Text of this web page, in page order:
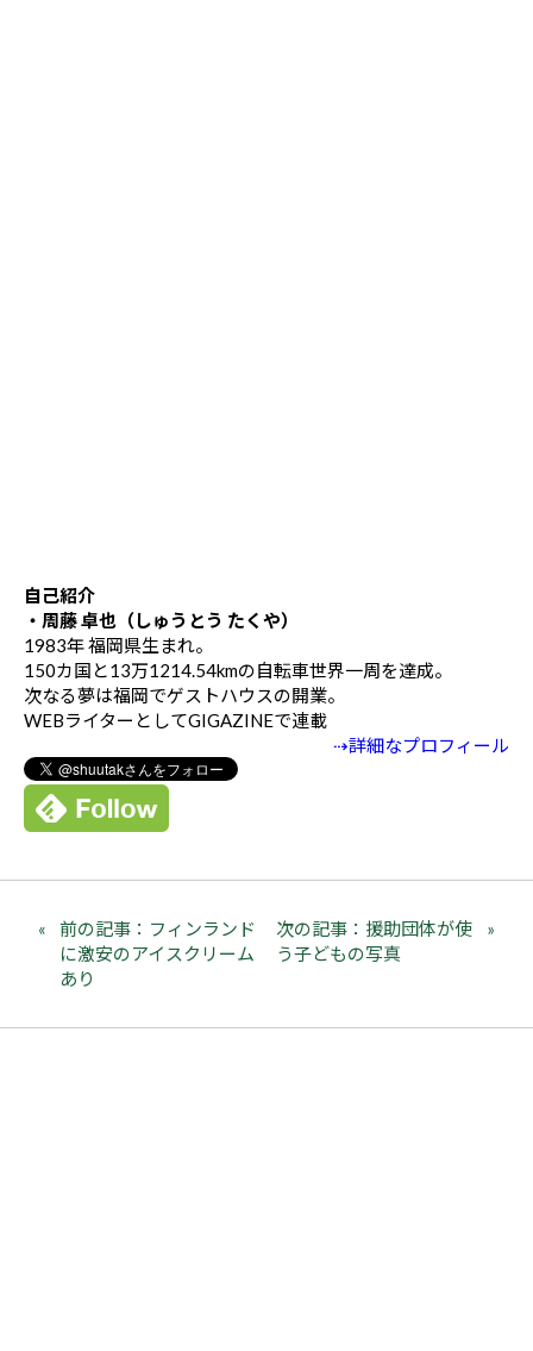
自己紹介
・周藤 卓也（しゅうとう たくや）
1983年 福岡県生まれ。
150カ国と13万1214.54kmの自転車世界一周を達成。
次なる夢は福岡でゲストハウスの開業。
WEBライターとしてGIGAZINEで連載
⇢詳細なプロフィール
前の記事：フィンランド
に激安のアイスクリーム
あり
次の記事：援助団体が使
う子どもの写真